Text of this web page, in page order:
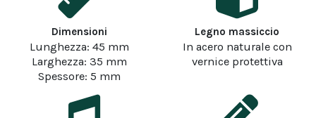
Dimensioni
Lunghezza: 45 mm
Larghezza: 35 mm
Spessore: 5 mm
Legno massiccio
In acero naturale con
vernice protettiva